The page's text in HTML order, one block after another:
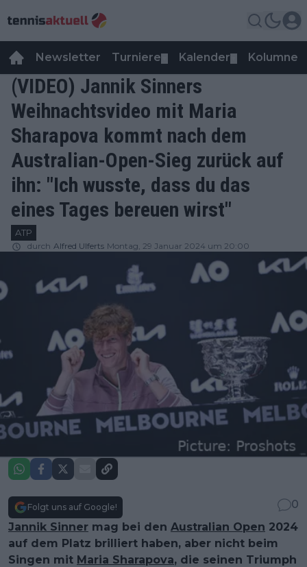
Newsletter Turniere Kalender Kolumnen
(VIDEO) Jannik Sinners
Weihnachtsvideo mit Maria
Sharapova kommt nach dem
Australian-Open-Sieg zurück auf
ihn: "Ich wusste, dass du das
eines Tages bereuen wirst"
ATP
durch Alfred Ulferts Montag, 29 Januar 2024 um 20:00
Folgt uns auf Google!
0
Jannik Sinner mag bei den Australian Open 2024
auf dem Platz brilliert haben, aber nicht beim
Singen mit Maria Sharapova, die seinen Triumph